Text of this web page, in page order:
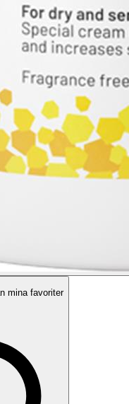
mina favoriter